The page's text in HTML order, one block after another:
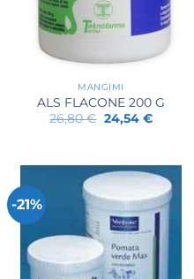
MANGIMI
ALS FLACONE 200 G
26,80€ Il
prezzo
26,80 €.
24,54 €Il
24,54 €.
-21%